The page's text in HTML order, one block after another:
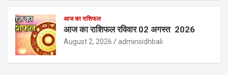
आज का राशिफल
आज का राशिफल रविवार 02 अगस्त 2026
August 2, 2026 adminsidhbali